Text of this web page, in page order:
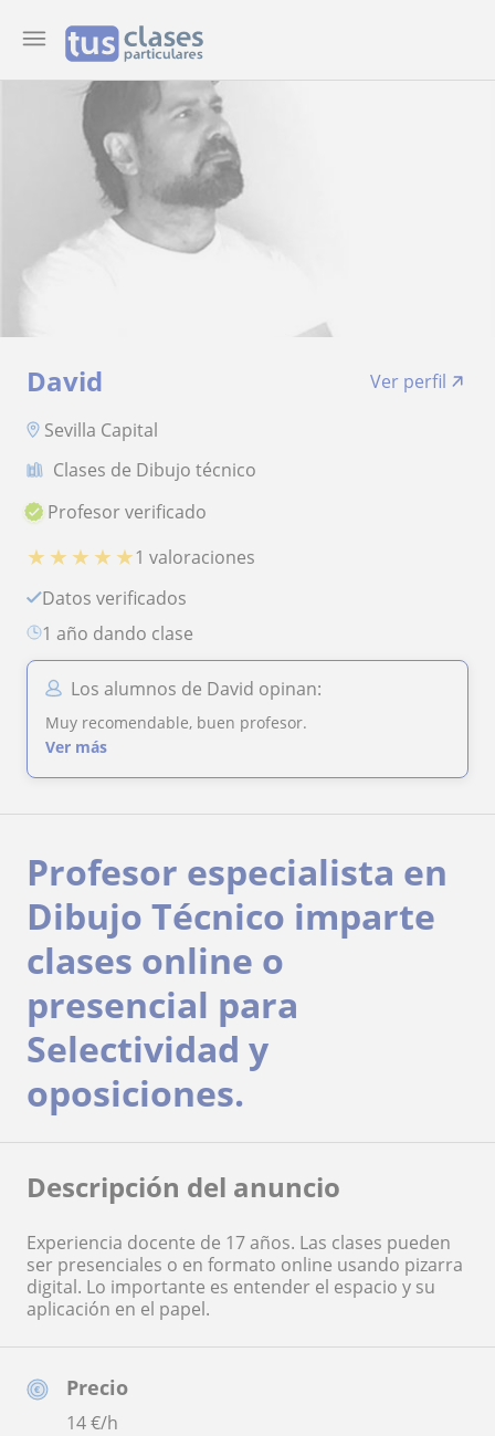
David
Ver perfil
Sevilla Capital
Clases de Dibujo técnico
Profesor verificado
★ ★ ★ ★ ★1 valoraciones
Datos verificados
1 año dando clase
Los alumnos de David opinan:
Muy recomendable, buen profesor.
Ver más
Precio
14€/h
Profesor especialista en
Dibujo Técnico imparte
clases online o
presencial para
Selectividad y
oposiciones.
Descripción del anuncio
Experiencia docente de 17 años. Las clases pueden
ser presenciales o en formato online usando pizarra
digital. Lo importante es entender el espacio y su
aplicación en el papel.